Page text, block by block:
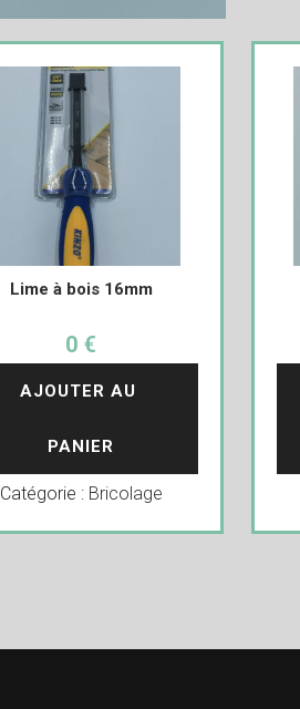
Lime à bois 16mm
0 €
AJOUTER AU
PANIER
Catégorie : Bricolage